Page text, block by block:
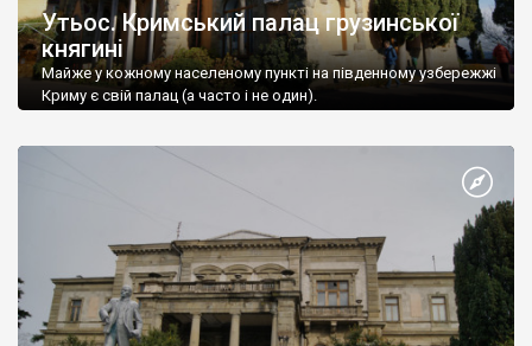
Утьос. Кримський палац грузинської
княгині
Майже у кожному населеному пункті на південному узбережжі
Криму є свій палац (а часто і не один).